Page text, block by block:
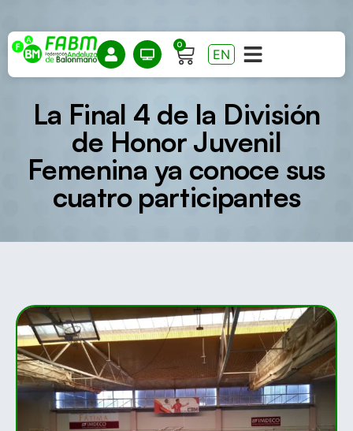
0
EN
La Final 4 de la División
de Honor Juvenil
Femenina ya conoce sus
cuatro participantes